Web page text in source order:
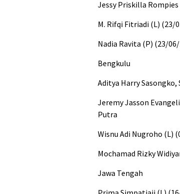
Jessy Priskilla
M. Rifqi Fitriadi (L) (23/
Nadia Ravita (P) (23/
Bengkulu
Aditya Harry Sasongko,
Jeremy Jasson
Putra
Wisnu Adi Nugroho (L)
Mochamad Rizky
Jawa Tengah